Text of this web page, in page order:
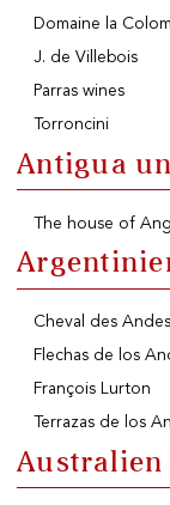
Domaine la
J. de Villebois
Parras wines
Torroncini
Antigua
The house of
Cheval des Andes
Flechas de los
François Lurton
Terrazas de los
Australien